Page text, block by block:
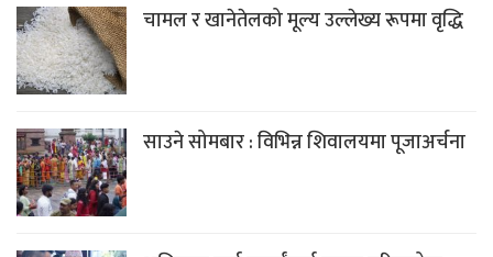
चामल र खानेतेलको मूल्य उल्लेख्य रूपमा वृद्धि
साउने सोमबार : विभिन्न शिवालयमा पूजाअर्चना